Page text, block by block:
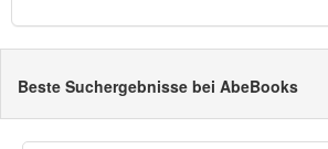
Beste Suchergebnisse bei AbeBooks